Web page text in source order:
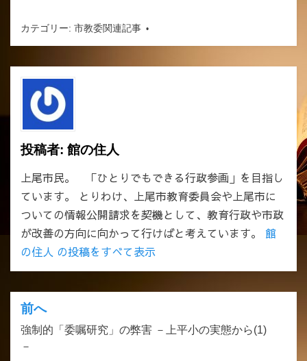
カテゴリー: 市教委関連記事
投稿者: 館の住人
上尾市民。 「ひとりでもできる行政参画」を目指し
ています。 とりわけ、上尾市教育委員会や上尾市に
ついての情報公開請求を契機として、教育行政や市政
が改善の方向に向かって行けばと考えています。 館
の住人 の投稿をすべて表示
投
稿
前へ
強制的「委嘱研究」の弊害 －上平小の実態から(1)
－